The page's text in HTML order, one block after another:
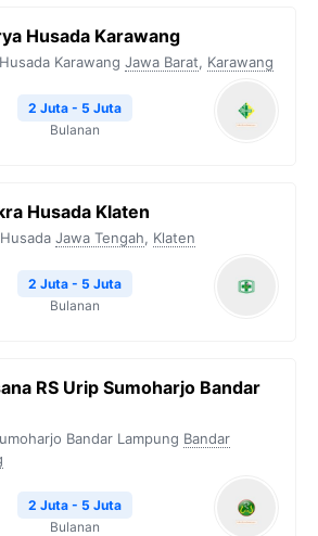
Husada Karawang
Karawang Jawa Barat, Karawang
2 Juta - 5 Juta
Bulanan
Husada Klaten
Jawa Tengah, Klaten
2 Juta - 5 Juta
Bulanan
RS Urip Sumoharjo Bandar
Bandar Lampung Bandar
2 Juta - 5 Juta
Bulanan